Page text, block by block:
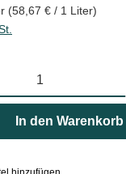
(58,67 € / 1 Liter)
Gib den
In den Warenkorb